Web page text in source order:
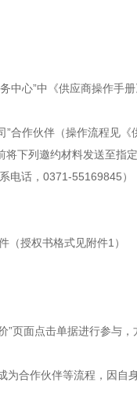
心”中《供应商操作手
合作伙伴（操作流程见《
将下列邀约材料发送至指
电话，0371-55169845
（授权书格式见附件1）
页面点击单据进行参与
合作伙伴等流程，因自